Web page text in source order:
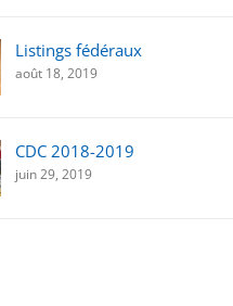
Listings fédéraux
août 18, 2019
CDC 2018-2019
juin 29, 2019